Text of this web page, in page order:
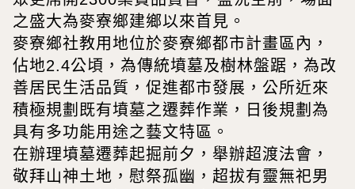
之盛大為麥寮鄉建鄉以來首見。
麥寮鄉社教用地位於麥寮鄉都市計畫區內，
佔地2.4公頃，為傳統墳墓及樹林盤踞，為改
善居民生活品質，促進都市發展，公所近來
積極規劃既有墳墓之遷葬作業，日後規劃為
具有多功能用途之藝文特區。
在辦理墳墓遷葬起掘前夕，舉辦超渡法會，
敬拜山神土地，慰祭孤幽，超拔有靈無祀男